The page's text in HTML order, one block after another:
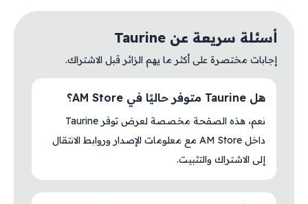
أسئلة سريعة عن Taurine
إجابات مختصرة على أكثر ما يهم الزائر قبل الاشتراك.
هل Taurine متوفر حاليًا في AM Store؟
نعم، هذه الصفحة مخصصة لعرض توفر Taurine
داخل AM Store مع معلومات الإصدار وروابط الانتقال
إلى الاشتراك والتثبيت.